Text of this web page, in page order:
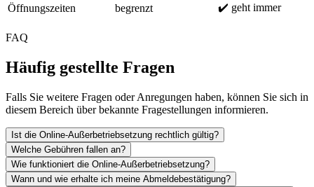
Öffnungszeiten begrenzt ✔️ geht immer
FAQ
Häufig gestellte Fragen
Falls Sie weitere Fragen oder Anregungen haben, können Sie sich in
diesem Bereich über bekannte Fragestellungen informieren.
Ist die Online-Außerbetriebsetzung rechtlich gültig?
Welche Gebühren fallen an?
Wie funktioniert die Online-Außerbetriebsetzung?
Wann und wie erhalte ich meine Abmeldebestätigung?